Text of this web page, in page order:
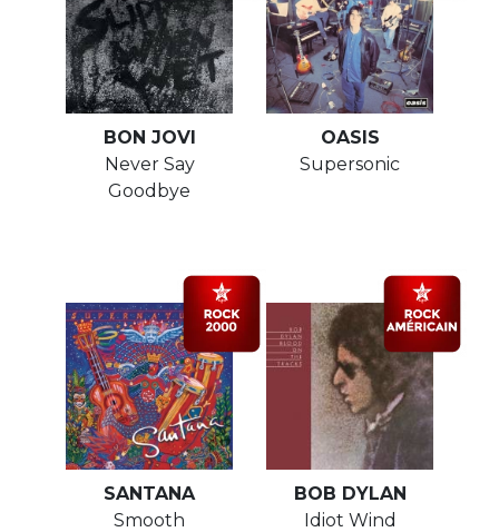
BON JOVI
Never Say
Goodbye
OASIS
Supersonic
SANTANA
Smooth
BOB DYLAN
Idiot Wind